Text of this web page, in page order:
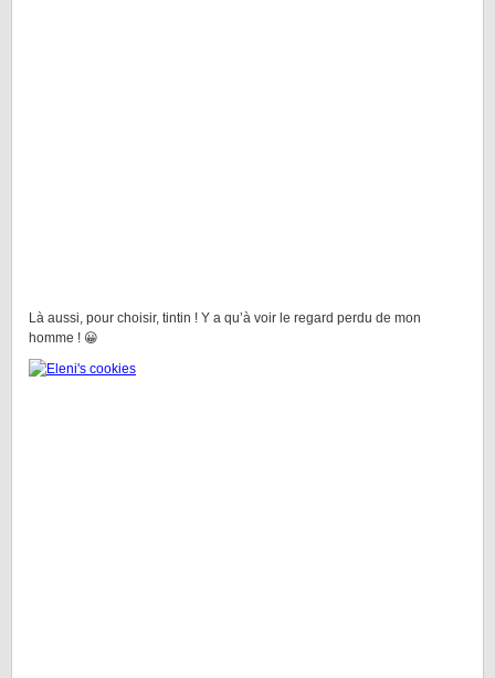
Là aussi, pour choisir, tintin ! Y a qu’à voir le regard perdu de mon
homme ! 😀